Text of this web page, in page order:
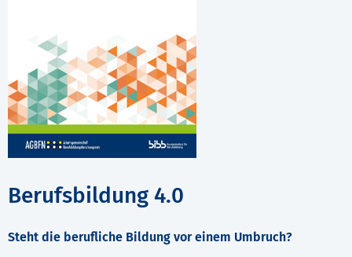
Berufsbildung 4.0
Steht die berufliche Bildung vor einem Umbruch?